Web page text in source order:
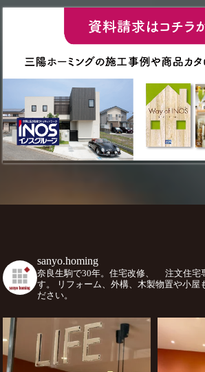
sanyo.homing
奈良生駒で30年。住宅改修、
注文住宅
す。
リフォーム、外構、木製物置や小屋
ださい。